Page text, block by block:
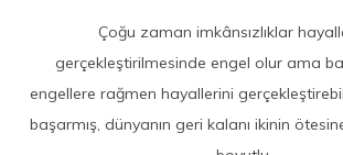
Çoğu zaman imkânsızlıklar
gerçekleştirilmesinde engel olur ama
engellere rağmen hayallerini
başarmış, dünyanın geri kalanı ikinin